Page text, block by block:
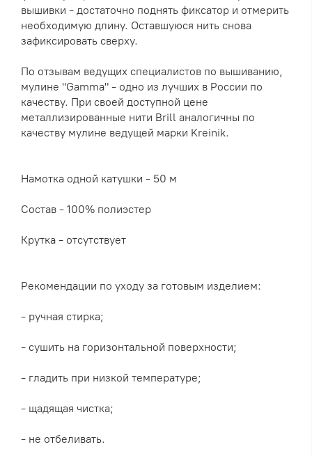
вышивки - достаточно поднять фиксатор и отмерить
необходимую длину. Оставшуюся нить снова
зафиксировать сверху.
По отзывам ведущих специалистов по вышиванию,
мулине "Gamma" - одно из лучших в России по
качеству. При своей доступной цене
металлизированные нити Brill аналогичны по
качеству мулине ведущей марки Kreinik.
Намотка одной катушки - 50 м
Состав - 100% полиэстер
Крутка - отсутствует
Рекомендации по уходу за готовым изделием:
- ручная стирка;
- сушить на горизонтальной поверхности;
- гладить при низкой температуре;
- щадящая чистка;
- не отбеливать.